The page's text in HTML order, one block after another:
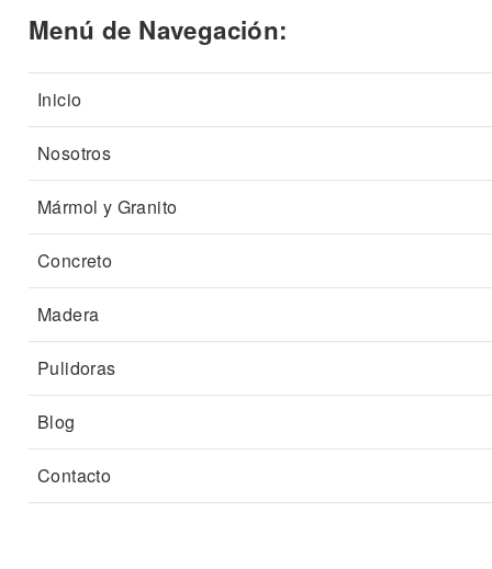
Menú de Navegación:
Inicio
Nosotros
Mármol y Granito
Concreto
Madera
Pulidoras
Blog
Contacto